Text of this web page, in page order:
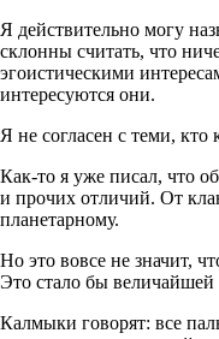
Я действительно могу
склонны считать, что
эгоистическими
интересуются они.
Я не согласен с теми,
Как-то я уже писал, что
и прочих отличий. От
планетарному.
Но это вовсе не значит,
Это стало бы величайшей
Калмыки говорят: все